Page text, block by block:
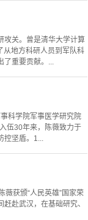
攻关。曾是清华大学计算
从地方科研人员到军队科
了重要贡献。...
科学院军事医学研究院
伍30年来，陈薇致力于
控坚盾。1...
获颁“人民英雄”国家荣
赴武汉，在基础研究、